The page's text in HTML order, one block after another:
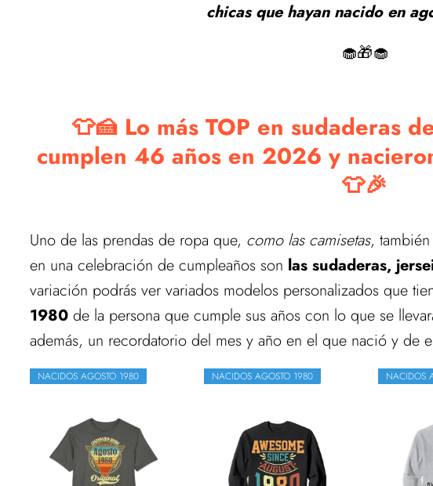
chicas que hayan nacido en
🧁🎁🧁
👕🍰 Lo más TOP en sudaderas
cumplen 46 años en 2026 y
👕🎉
Uno de las prendas de ropa que, como las camisetas,
en una celebración de cumpleaños son las sudaderas,
variación podrás ver variados modelos personalizados que
1980 de la persona que cumple sus años con lo que se
además, un recordatorio del mes y año en el que nació y de
NACIDOS AGOSTO 1980 NACIDOS AGOSTO 1980 NACIDOS